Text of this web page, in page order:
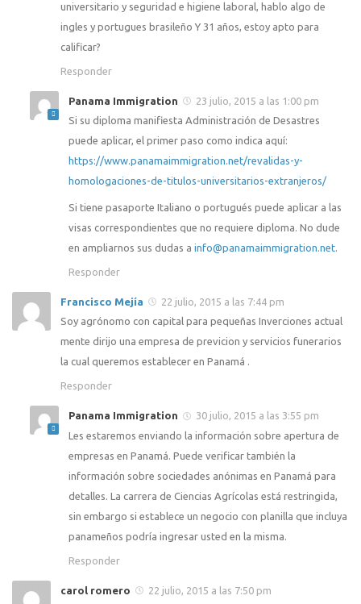
universitario y seguridad e higiene laboral, hablo algo de
ingles y portugues brasileño Y 31 años, estoy apto para
calificar?
Responder
Panama Immigration
23 julio, 2015 a las 1:00 pm
Si su diploma manifiesta Administración de Desastres
puede aplicar, el primer paso como indica aquí:
https://www.panamaimmigration.net/revalidas-y-
homologaciones-de-titulos-universitarios-extranjeros/
Si tiene pasaporte Italiano o portugués puede aplicar a las
visas correspondientes que no requiere diploma. No dude
en ampliarnos sus dudas a info@panamaimmigration.net.
Responder
Francisco Mejía
22 julio, 2015 a las 7:44 pm
Soy agrónomo con capital para pequeñas Inverciones actual
mente dirijo una empresa de previcion y servicios funerarios
la cual queremos establecer en Panamá .
Responder
Panama Immigration
30 julio, 2015 a las 3:55 pm
Les estaremos enviando la información sobre apertura de
empresas en Panamá. Puede verificar también la
información sobre sociedades anónimas en Panamá para
detalles. La carrera de Ciencias Agrícolas está restringida,
sin embargo si establece un negocio con planilla que incluya
panameños podría ingresar usted en la misma.
Responder
carol romero
22 julio, 2015 a las 7:50 pm